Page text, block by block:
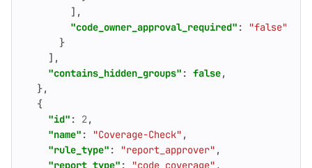
],
"code_owner_approval_required" :
"false"
}
],
"contains_hidden_groups" : false,
},
{
"id" : 2,
"name" : "Coverage-Check" ,
"rule_type" : "report_approver" ,
"report_type" : "code_coverage" ,